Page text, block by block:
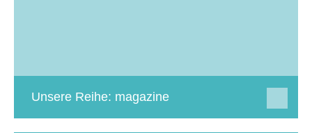
Unsere Reihe: magazine